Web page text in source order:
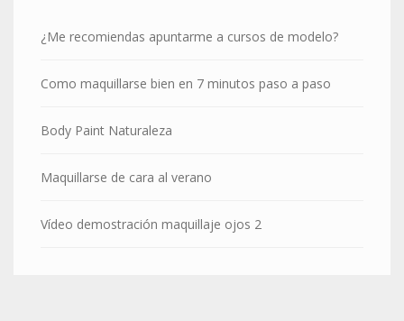
¿Me recomiendas apuntarme a cursos de modelo?
Como maquillarse bien en 7 minutos paso a paso
Body Paint Naturaleza
Maquillarse de cara al verano
Vídeo demostración maquillaje ojos 2